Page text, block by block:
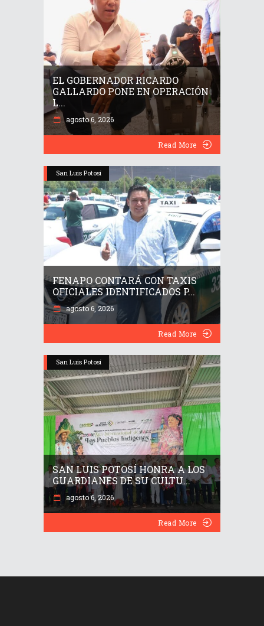
EL GOBERNADOR RICARDO
GALLARDO PONE EN OPERACIÓN
L...
agosto 6, 2026
Read More
San Luis Potosí
FENAPO CONTARÁ CON TAXIS
OFICIALES IDENTIFICADOS P...
agosto 6, 2026
Read More
San Luis Potosí
SAN LUIS POTOSÍ HONRA A LOS
GUARDIANES DE SU CULTU...
agosto 6, 2026
Read More